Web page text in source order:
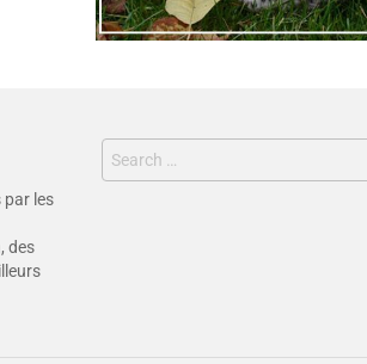
par les
des